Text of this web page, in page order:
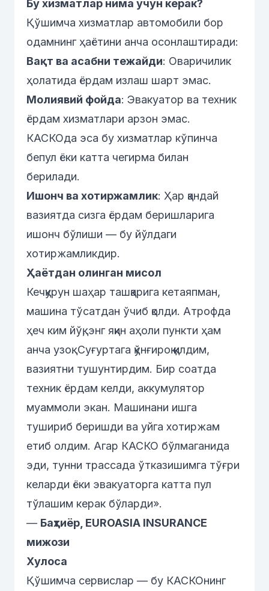
Бу хизматлар нима учун керак?
Қўшимча хизматлар автомобили бор
одамнинг ҳаётини анча осонлаштиради:
Вақт ва асабни тежайди: Оваричилик
ҳолатида ёрдам излаш шарт эмас.
Молиявий фойда: Эвакуатор ва техник
ёрдам хизматлари арзон эмас.
КАСКОда эса бу хизматлар кўпинча
бепул ёки катта чегирма билан
берилади.
Ишонч ва хотиржамлик: Ҳар қандай
вазиятда сизга ёрдам беришларига
ишонч бўлиши — бу йўлдаги
хотиржамликдир.
Ҳаётдан олинган мисол
Кечқурун шаҳар ташқарига кетаяпман,
машина тўсатдан ўчиб қолди. Атрофда
ҳеч ким йўқ, энг яқин аҳоли пункти ҳам
анча узоқ. Суғуртага қўнғироқ қилдим,
вазиятни тушунтирдим. Бир соатда
техник ёрдам келди, аккумулятор
муаммоли экан. Машинани ишга
тушириб беришди ва уйга хотиржам
етиб олдим. Агар КАСКО бўлмаганида
эди, тунни трассада ўтказишимга тўғри
келарди ёки эвакуаторга катта пул
тўлашим керак бўларди».
— Баҳтиёр, EUROASIA INSURANCE
мижози
Хулоса
Қўшимча сервислар — бу КАСКОнинг